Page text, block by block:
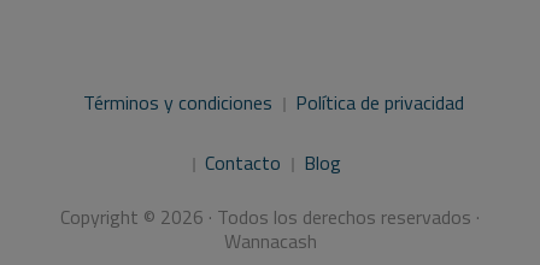
Términos y condiciones Política de privacidad
Contacto
Blog
Copyright © 2026 · Todos los derechos reservados ·
Wannacash